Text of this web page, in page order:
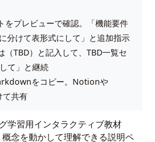
プレビューで確認。「機能要件
分けて表形式にして」と追加指示
TBD）と記入して、TBD一覧セ
て」と継続
をコピー。Notionや
て共有
学習用インタラクティブ教材
念を動かして理解できる説明ペ